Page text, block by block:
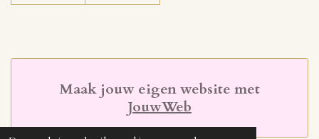
Maak jouw eigen website met
JouwWeb